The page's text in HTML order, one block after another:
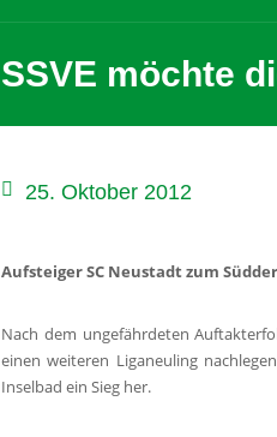
SSVE möchte
25. Oktober 2012
Aufsteiger SC Neustadt zum
Nach dem ungefährdeten
einen weiteren Liganeuling
Inselbad ein Sieg her.